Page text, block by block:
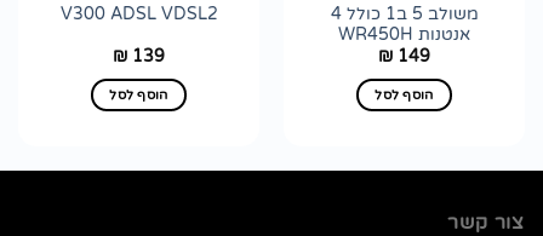
משולב 5 ב1 כולל 4
אנטנות WR450H
₪ 149
הוסף לסל
V300 ADSL VDSL2
₪ 139
הוסף לסל
צור קשר